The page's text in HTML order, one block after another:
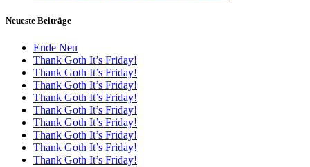
Neueste Beiträge
Ende Neu
Thank Goth It’s Friday!
Thank Goth It’s Friday!
Thank Goth It’s Friday!
Thank Goth It’s Friday!
Thank Goth It’s Friday!
Thank Goth It’s Friday!
Thank Goth It’s Friday!
Thank Goth It’s Friday!
Thank Goth It’s Friday!